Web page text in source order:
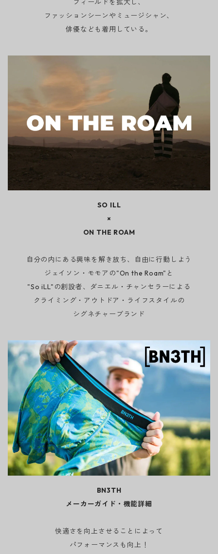
フィールドを拡大し、
ファッションシーンやミュージシャン、
俳優なども着用している。
SO ILL
×
ON THE ROAM
自分の内にある興味を解き放ち、自由に行動しよう
ジェイソン・モモアの"On the Roam"と
"So iLL"の創設者、ダニエル・チャンセラーによる
クライミング・アウトドア・ライフスタイルの
シグネチャーブランド
BN3TH
メーカーガイド・機能詳細
快適さを向上させることによって
パフォーマンスも向上！